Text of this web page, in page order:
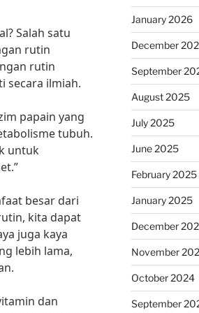
Salah satu
rutin
rutin
secara ilmiah.
papain yang
tubuh.
untuk
besar dari
kita dapat
juga kaya
lebih lama,
dan
January 2026
December
September
August 2025
July 2025
June 2025
February 2025
January 2025
December
November
October 2024
September